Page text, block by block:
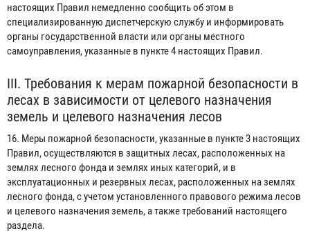
настоящих Правил немедленно сообщить об этом в
специализированную диспетчерскую службу и информировать
органы государственной власти или органы местного
самоуправления, указанные в пункте 4 настоящих Правил.
III. Требования к мерам пожарной безопасности в
лесах в зависимости от целевого назначения
земель и целевого назначения лесов
16. Меры пожарной безопасности, указанные в пункте 3 настоящих
Правил, осуществляются в защитных лесах, расположенных на
землях лесного фонда и землях иных категорий, и в
эксплуатационных и резервных лесах, расположенных на землях
лесного фонда, с учетом установленного правового режима лесов
и целевого назначения земель, а также требований настоящего
раздела.